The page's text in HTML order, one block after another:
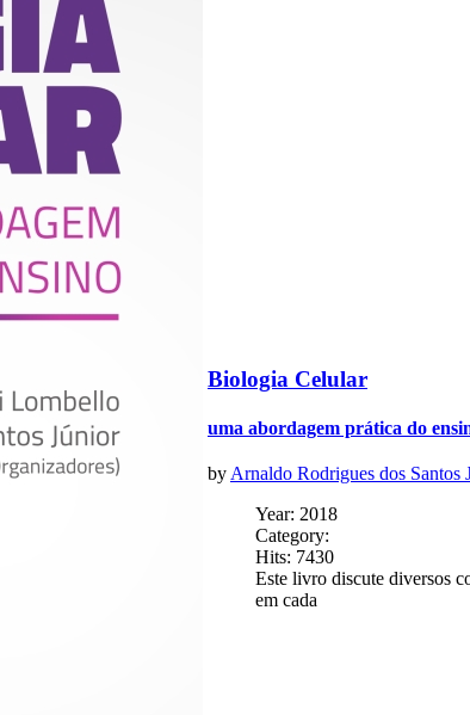
Biologia Celular
uma abordagem prática do
by Arnaldo Rodrigues dos Santos
Year: 2018
Category:
Hits: 7430
Este livro discute diversos
em cada